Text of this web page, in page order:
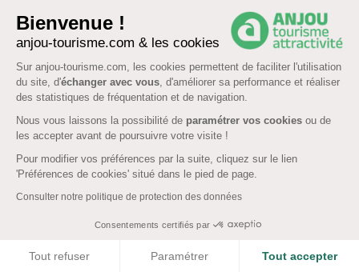
Bienvenue !
anjou-tourisme.com & les cookies
Sur anjou-tourisme.com, les cookies permettent de faciliter l'utilisation
du site, d'échanger avec vous, d'améliorer sa performance et réaliser
des statistiques de fréquentation et de navigation.
Nous vous laissons la possibilité de paramétrer vos cookies ou de
les accepter avant de poursuivre votre visite !
Pour modifier vos préférences par la suite, cliquez sur le lien
'Préférences de cookies' situé dans le pied de page.
Consulter notre politique de protection des données
Consentements certifiés par
Tout refuser Paramétrer Tout accepter
Données personnelles-Cookies